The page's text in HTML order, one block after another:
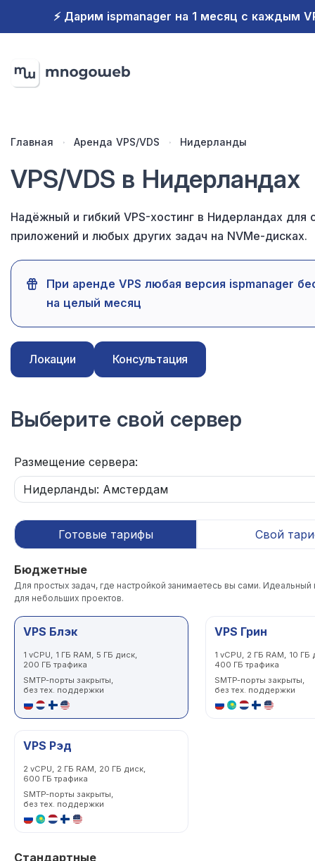
⚡️ Дарим ispmanager на 1 месяц с каждым
Главная Аренда VPS/VDS Нидерланды
VPS/VDS в Нидерландах
Надёжный и гибкий VPS-хостинг в Нидерландах для
приложений и любых других задач на NVMe-дисках.
При аренде VPS любая версия ispmanager
на целый месяц
Локации Консультация
Выберите свой сервер